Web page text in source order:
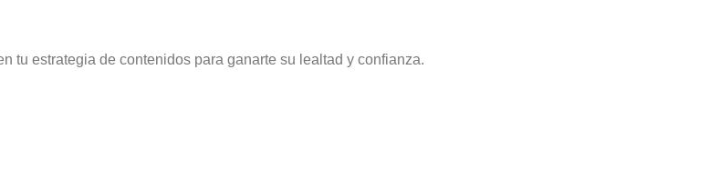
tu estrategia de contenidos para ganarte su lealtad y confianza.